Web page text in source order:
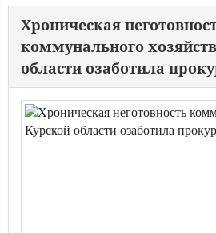
Хроническая
коммунального
области озаботила